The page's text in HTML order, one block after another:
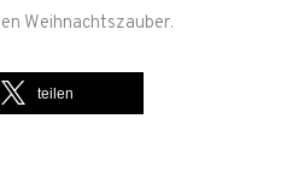
Weihnachtszauber.
teilen